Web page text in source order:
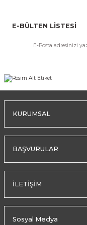
E-BÜLTEN LİSTESİ
KURUMSAL
BAŞVURULAR
İLETİŞİM
Sosyal Medya